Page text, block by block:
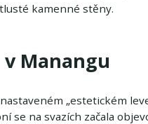
kamenné stěny.
Manangu
„estetickém
se na svazích začala